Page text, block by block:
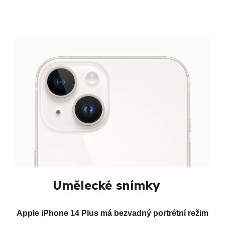
Umělecké snímky
Apple iPhone 14 Plus má bezvadný portrétní režim